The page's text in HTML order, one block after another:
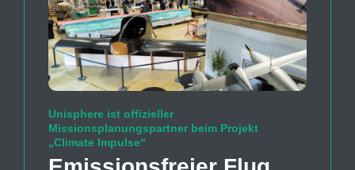
Unisphere ist offizieller
Missionsplanungspartner beim Projekt
„Climate Impulse“